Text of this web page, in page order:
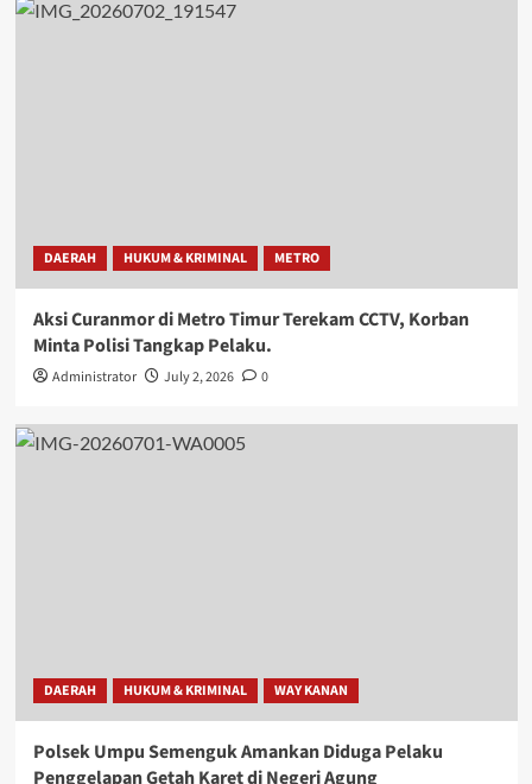
DAERAH HUKUM & KRIMINAL METRO
Aksi Curanmor di Metro Timur Terekam CCTV, Korban
Minta Polisi Tangkap Pelaku.
Administrator July 2, 2026 0
DAERAH HUKUM & KRIMINAL WAY KANAN
Polsek Umpu Semenguk Amankan Diduga Pelaku
Penggelapan Getah Karet di Negeri Agung